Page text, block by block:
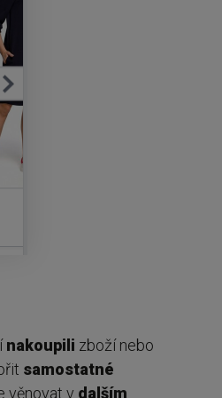
nakoupili zboží nebo
samostatné
věnovat v dalším